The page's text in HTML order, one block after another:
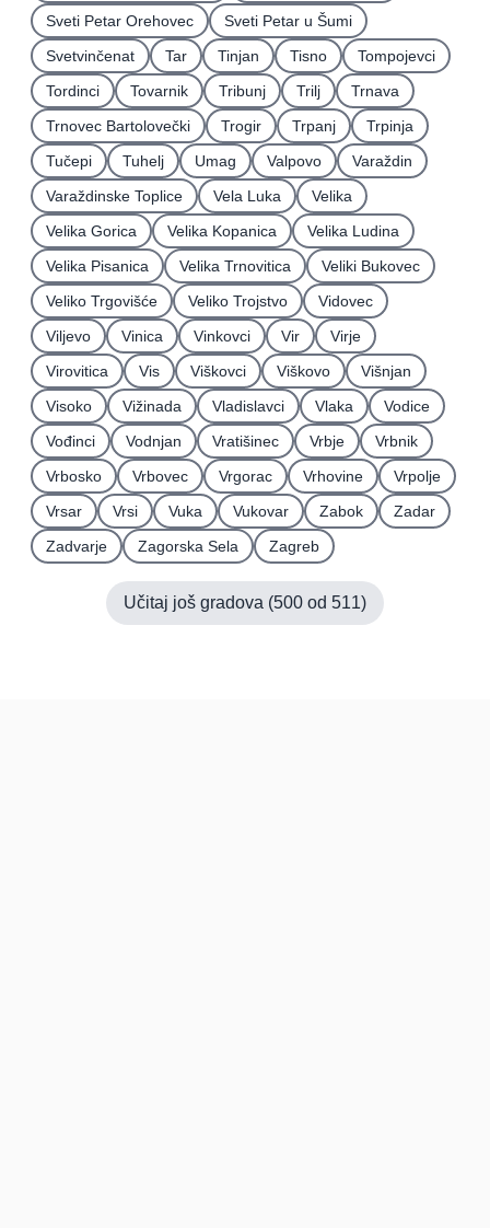
Sveti Petar Orehovec
Sveti Petar u Šumi
Svetvinčenat
Tar Tinjan Tisno
Tompojevci
Tordinci
Tovarnik Tribunj Trilj
Trnava
Trnovec Bartolovečki
Trogir Trpanj
Trpinja
Tučepi
Tuhelj Umag Valpovo
Varaždin
Varaždinske Toplice
Vela Luka
Velika
Velika Gorica
Velika Kopanica
Velika Ludina
Velika Pisanica
Velika Trnovitica
Veliki Bukovec
Veliko Trgovišće
Veliko Trojstvo
Vidovec
Viljevo
Vinica Vinkovci Vir
Virje
Virovitica
Vis Viškovci Viškovo
Višnjan
Visoko
Vižinada Vladislavci Vlaka
Vodice
Vođinci
Vodnjan Vratišinec Vrbje
Vrbnik
Vrbosko
Vrbovec Vrgorac Vrhovine
Vrpolje
Vrsar
Vrsi Vuka Vukovar Zabok
Zadar
Zadvarje
Zagorska Sela Zagreb
Učitaj još gradova (500 od 511)